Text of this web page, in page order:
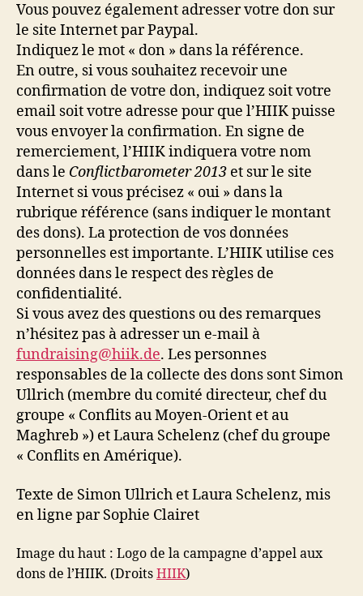
Vous pouvez également adresser votre don sur
le site Internet par Paypal.
Indiquez le mot « don » dans la référence.
En outre, si vous souhaitez recevoir une
confirmation de votre don, indiquez soit votre
email soit votre adresse pour que l’HIIK puisse
vous envoyer la confirmation. En signe de
remerciement, l’HIIK indiquera votre nom
dans le Conflictbarometer 2013 et sur le site
Internet si vous précisez « oui » dans la
rubrique référence (sans indiquer le montant
des dons). La protection de vos données
personnelles est importante. L’HIIK utilise ces
données dans le respect des règles de
confidentialité.
Si vous avez des questions ou des remarques
n’hésitez pas à adresser un e-mail à
fundraising@hiik.de. Les personnes
responsables de la collecte des dons sont Simon
Ullrich (membre du comité directeur, chef du
groupe « Conflits au Moyen-Orient et au
Maghreb ») et Laura Schelenz (chef du groupe
« Conflits en Amérique).
Texte de Simon Ullrich et Laura Schelenz, mis
en ligne par Sophie Clairet
Image du haut : Logo de la campagne d’appel aux
dons de l’HIIK. (Droits HIIK)